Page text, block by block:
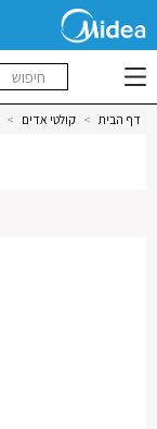
דף הבית > קולטי אדים >